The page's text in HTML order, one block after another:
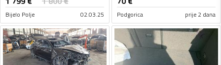
Bijelo Polje 02.03.25 Podgorica prije 2 dana